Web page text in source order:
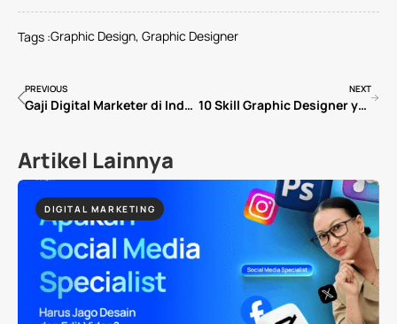
Tags :Graphic Design, Graphic Designer
PREVIOUS
Gaji Digital Marketer di Indonesia 2026: Dari Junior sampai Manager (Lengkap!)
NEXT
10 Skill Graphic Designer yang Paling Dibutuhkan Perusahaan di 2026
Artikel Lainnya
DIGITAL MARKETING